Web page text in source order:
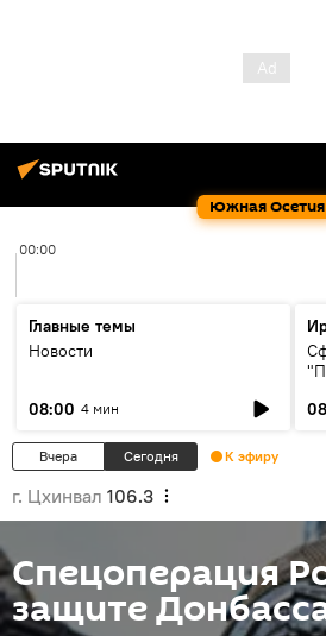
Южная Осетия
00:00
Главные темы
Новости
08:00 4 мин
Вчера Сегодня К эфиру
г. Цхинвал 106.3
Спецоперация
защите